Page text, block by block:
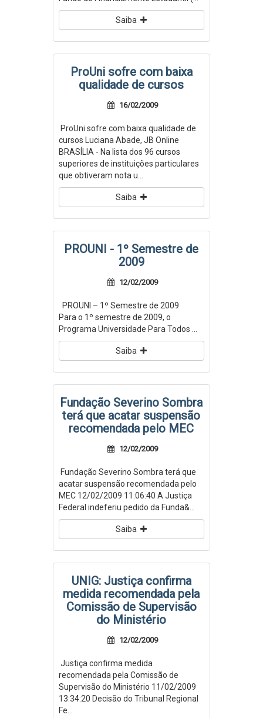
Saiba
ProUni sofre com baixa
qualidade de cursos
16/02/2009
ProUni sofre com baixa qualidade de
cursos Luciana Abade, JB Online
BRASÍLIA - Na lista dos 96 cursos
superiores de instituições particulares
que obtiveram nota u...
Saiba
PROUNI - 1º Semestre de
2009
12/02/2009
PROUNI – 1º Semestre de 2009
Para o 1º semestre de 2009, o
Programa Universidade Para Todos ...
Saiba
Fundação Severino Sombra
terá que acatar suspensão
recomendada pelo MEC
12/02/2009
Fundação Severino Sombra terá que
acatar suspensão recomendada pelo
MEC 12/02/2009 11:06:40 A Justiça
Federal indeferiu pedido da Funda&...
Saiba
UNIG: Justiça confirma
medida recomendada pela
Comissão de Supervisão
do Ministério
12/02/2009
Justiça confirma medida
recomendada pela Comissão de
Supervisão do Ministério 11/02/2009
13:34:20 Decisão do Tribunal Regional
Fe...